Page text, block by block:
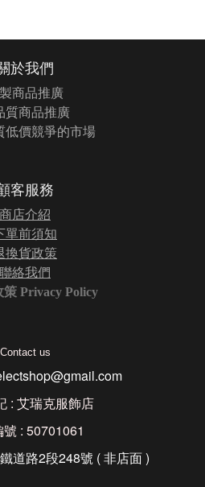
於我們
商品推廣
質商品推廣
低價競爭的市場
客服務
商店介紹
單前須知
換貨政策
聯絡我們
策 Privacy Policy
Contact us
: 艾瑞克服飾店
: 50701061
道路2段248號 ( 非店面 )